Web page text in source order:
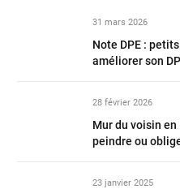
31 mars 2026
Note DPE :
améliorer son
28 février 2026
Mur du voisin
peindre ou
23 janvier 2025